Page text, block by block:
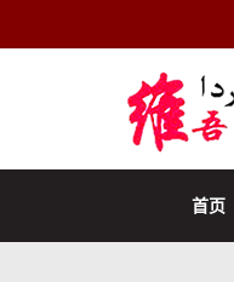
首页